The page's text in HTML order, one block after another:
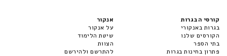
קורסי הבגרות
בגרות באנקורי
הקורסים שלנו
בתי הספר
פתרון בחינות בגרות
אנקור
על אנקור
שיטת הלימוד
הצוות
להתרשם ולהירשם